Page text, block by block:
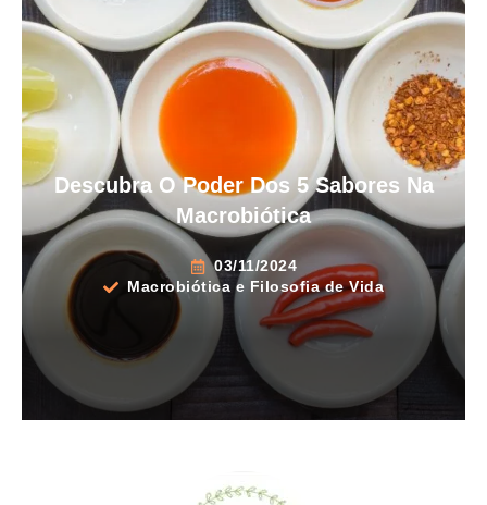
Descubra O Poder Dos 5 Sabores Na
Macrobiótica
03/11/2024
Macrobiótica e Filosofia de Vida